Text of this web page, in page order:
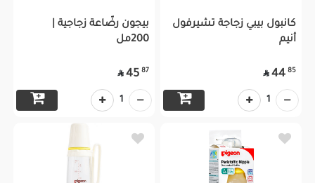
كانبول بيبي زجاجة تشيرفول
أنيم
85
44

1
بيجون رضّاعة زجاجية |
200مل
87
45

1